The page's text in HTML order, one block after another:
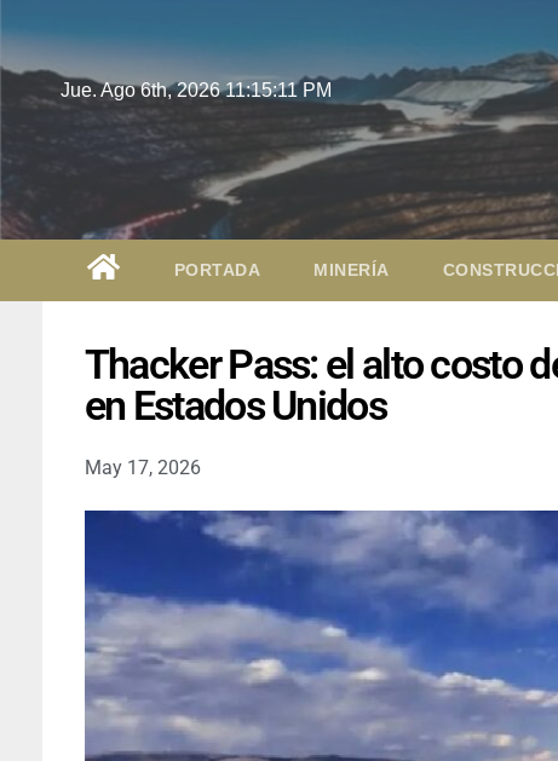
Jue. Ago 6th, 202611:15:12 PM
PORTADA MINERÍA
Thacker Pass: el alto costo
en Estados Unidos
May 17, 2026